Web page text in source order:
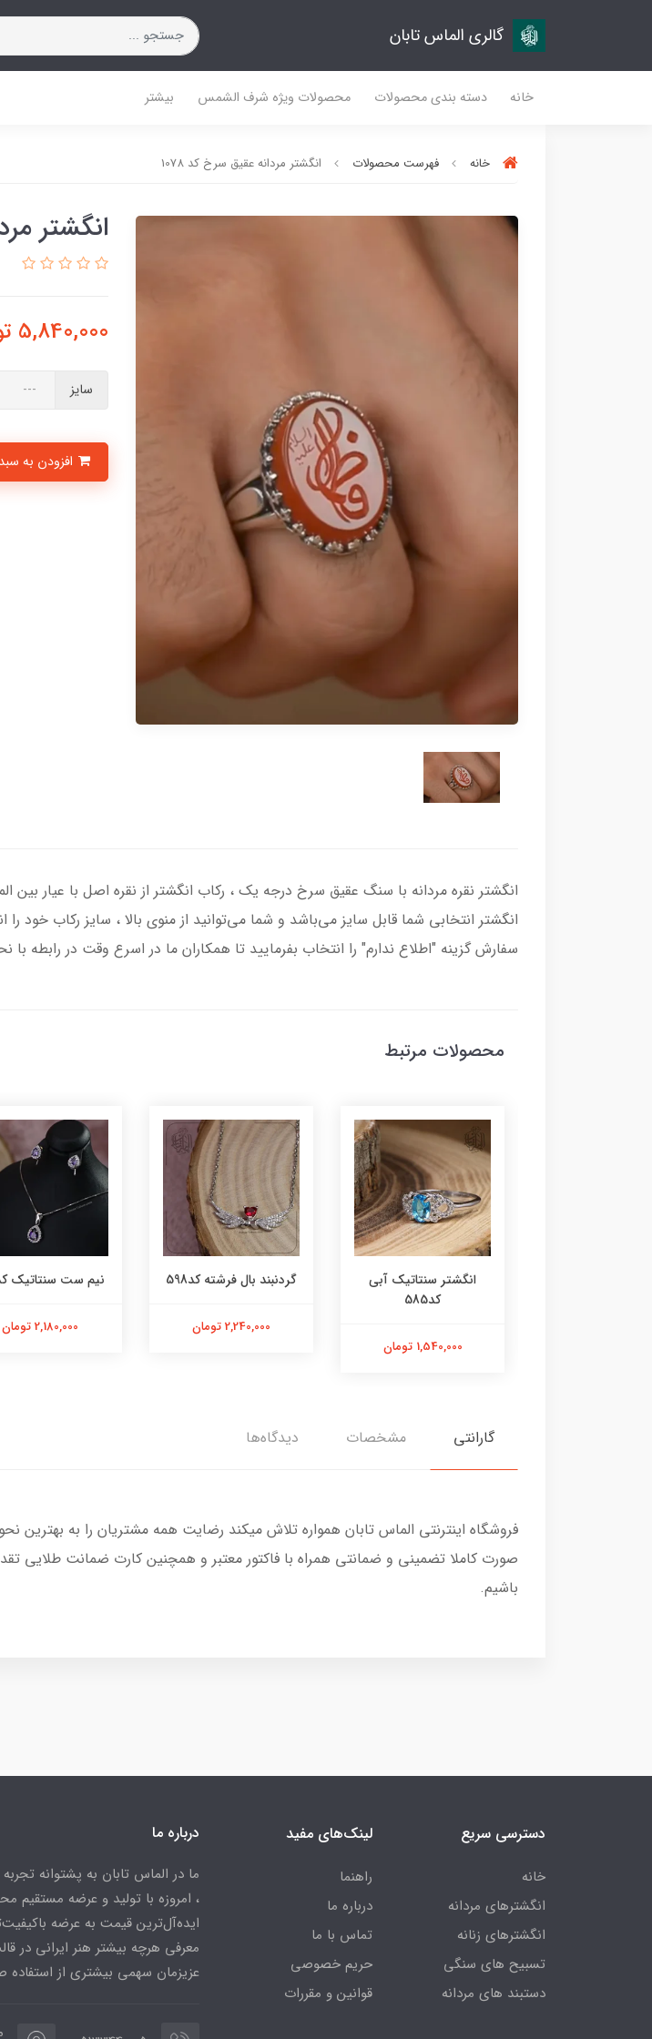
گالری الماس تابان
خانه دسته بندی محصولات محصولات ویژه شرف الشمس بیشتر
خانه فهرست محصولات انگشتر مردانه عقیق سرخ کد 1078
انگشتر
5,840,000
سایز
انگشتر انتخابی شما قابل سایز می‌باشد و شما می‌توانید از منوی بالا ، سایز رکاب خود
سفارش گزینه "اطلاع ندارم" را انتخاب بفرمایید تا همکاران ما در اسرع وقت در رابطه با
محصولات مرتبط
انگشتر سنتاتیک آبی
کد585
1,540,000 تومان
گردنبند بال فرشته کد598
2,240,000 تومان
نیم ست سنتاتیک
2,180,000 تومان
گارانتی مشخصات دیدگاه‌ها
فروشگاه اینترنتی الماس تابان همواره تلاش میکند رضایت همه مشتریان را به بهترین
صورت کاملا تضمینی و ضمانتی همراه با فاکتور معتبر و همچنین کارت ضمانت طلایی
باشیم.
دسترسی سریع
خانه
انگشترهای مردانه
انگشترهای زنانه
تسبیح های سنگی
دستبند های مردانه
لینک‌های مفید
راهنما
درباره ما
تماس با ما
حریم خصوصی
قوانین و مقررات
درباره ما
ما در الماس تابان به پشتوانه
، امروزه با تولید و عرضه مستقیم
ایده‌آل‌ترین قیمت به عرضه
معرفی هرچه بیشتر هنر ایرانی در
عزیزمان سهمی بیشتری از استفاده